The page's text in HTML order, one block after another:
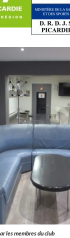
les membres du club